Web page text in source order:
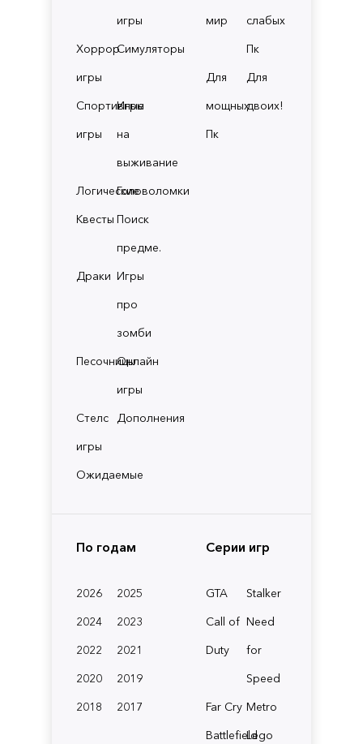
игры
Хоррор
игры
Симуляторы
Спортивные
игры
Игры
на
выживание
ЛогическиеГоловоломки
Квесты Поиск
предме.
Драки Игры
про
зомби
ПесочницыОнлайн
игры
Стелс
игры
Дополнения
Ожидаемые
мир
слабых
Пк
Для
мощных
Пк
Для
двоих!
По годам
2026
2025
2024
2023
2022
2021
2020
2019
2018
2017
Серии игр
GTA
Stalker
Call of
Duty
Need
for
Speed
Far Cry Metro
BattlefieldLego